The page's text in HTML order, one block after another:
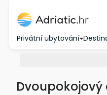
Privátní ubytování